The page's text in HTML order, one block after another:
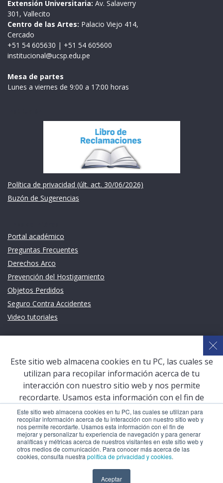
Este sitio web almacena cookies en tu PC, las cuales se utilizan para
recopilar información acerca de tu interacción con nuestro sitio web y
nos permite recordarte. Usamos esta información con el fin de
mejorar y personalizar tu experiencia de navegación y para generar
analíticas y métricas acerca de nuestros visitantes en este sitio web y
otros medios de comunicación. Para conocer más acerca de las
cookies, consulta nuestra política de privacidad y cookies.
Aceptar
Extensión Universitaria: Av. Salaverry
301, Vallecito
Centro de las Artes: Palacio Viejo 414,
Cercado
+51 54 605630 | +51 54 605600
institucional@ucsp.edu.pe
Mesa de partes
Lunes a viernes de 9:00 a 17:00 horas
Política de privacidad (últ. act. 30/06/2026)
Buzón de Sugerencias
Portal académico
Preguntas Frecuentes
Derechos Arco
Prevención del Hostigamiento
Objetos Perdidos
Seguro Contra Accidentes
Video tutoriales
Sistema de Gestión Académica (SGA)
Defensoría Universitaria
Terceros vinculados
San Pablo Mail
Aula Virtual Pregrado
Aula Virtual Postgrado
COPYRIGHT © 2026 Universidad Católica San Pablo – RUC:
Este sitio web almacena cookies en tu PC, las cuales se
utilizan para recopilar información acerca de tu
interacción con nuestro sitio web y nos permite
recordarte. Usamos esta información con el fin de
mejorar y personalizar tu experiencia de navegación y
para generar analíticas y métricas acerca de nuestros
visitantes en este sitio web y otros medios de
comunicación. Para conocer más acerca de las cookies,
consulta nuestrapolítica de privacidad y cookies